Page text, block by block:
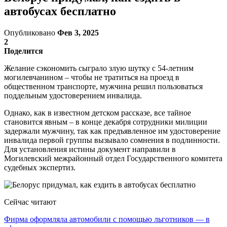
автобусах бесплатно
Опубликовано Фев 3, 2025
2
Поделится
Желание сэкономить сыграло злую шутку с 54-летним
могилевчанином – чтобы не тратиться на проезд в
общественном транспорте, мужчина решил пользоваться
поддельным удостоверением инвалида.
Однако, как в известном детском рассказе, все тайное
становится явным – в конце декабря сотрудники милиции
задержали мужчину, так как предъявленное им удостоверение
инвалида первой группы вызывало сомнения в подлинности.
Для установления истины документ направили в
Могилевский межрайонный отдел Государственного комитета
судебных экспертиз.
Сейчас читают
Фирма оформляла автомобили с помощью льготников — в